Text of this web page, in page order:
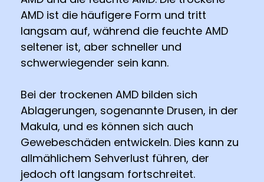
AMD ist die häufigere Form und tritt
langsam auf, während die feuchte AMD
seltener ist, aber schneller und
schwerwiegender sein kann.
Bei der trockenen AMD bilden sich
Ablagerungen, sogenannte Drusen, in der
Makula, und es können sich auch
Gewebeschäden entwickeln. Dies kann zu
allmählichem Sehverlust führen, der
jedoch oft langsam fortschreitet.